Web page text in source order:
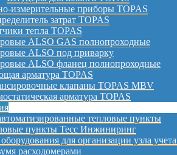
измерительные приборы TOPAS
затрат TOPAS
тепла TOPAS
ALSO GAS полнопроходные
ALSO под приварку
ALSO фланец полнопроходные
арматура TOPAS
клапаны TOPAS MBV
арматура TOPAS
тепловые пункты
пункты Тесс Инжиниринг
для организации узла
расходомерами